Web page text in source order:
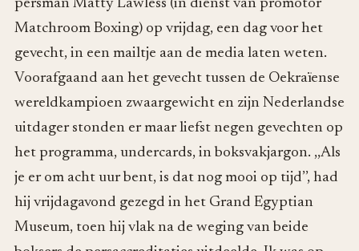
persman Matty Lawless (in dienst van promotor
Matchroom Boxing) op vrijdag, een dag voor het
gevecht, in een mailtje aan de media laten weten.
Voorafgaand aan het gevecht tussen de Oekraïense
wereldkampioen zwaargewicht en zijn Nederlandse
uitdager stonden er maar liefst negen gevechten op
het programma, undercards, in boksvakjargon. ,,Als
je er om acht uur bent, is dat nog mooi op tijd’’, had
hij vrijdagavond gezegd in het Grand Egyptian
Museum, toen hij vlak na de weging van beide